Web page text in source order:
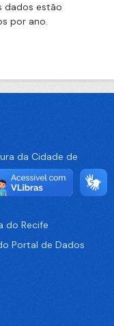
dados estão
por ano.
da Cidade de
de Dados
do Recife
Portal de Dados